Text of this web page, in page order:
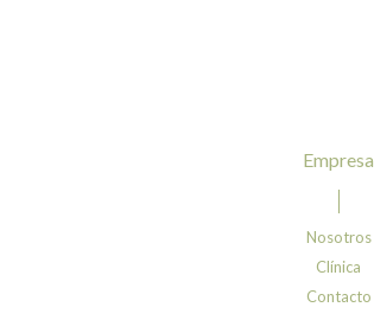
empresa
Nosotros
Clínica
Contacto